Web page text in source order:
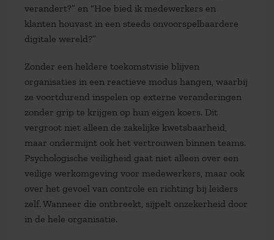
verandert?” en “Hoe bied ik medewerkers en
klanten houvast in een steeds onvoorspelbaardere
digitale wereld?”
Zonder een heldere toekomstvisie blijven
organisaties in een reactieve modus hangen, waarbij
ze voortdurend inspelen op externe veranderingen
zonder grip te krijgen op hun eigen koers. Dit
vergroot niet alleen de zakelijke kwetsbaarheid,
maar ondermijnt ook het vertrouwen binnen teams.
Psychologische veiligheid gaat niet alleen over een
veilige werkomgeving voor medewerkers, maar ook
over het gevoel van controle en richting bij leiders
zelf. Wanneer die ontbreekt, sijpelt onzekerheid door
in de hele organisatie.